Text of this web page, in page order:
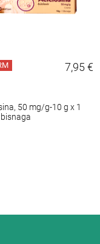
7,95 €
50 mg/g-10 g x 1